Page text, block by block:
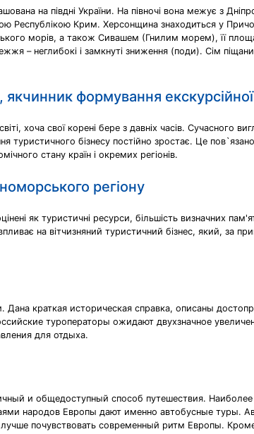
на півдні України. На півночі вона межує з
Республікою Крим. Херсонщина знаходиться у
морів, а також Сивашем (Гнилим морем), її
– неглибокі і замкнуті зниження (поди). Сім
формування екскурсійної
хоча свої корені бере з давніх часів. Сучасного
туристичного бізнесу постійно зростає. Це
стану країн і окремих регіонів.
регіону
як туристичні ресурси, більшість визначних
на вітчизняний туристичний бізнес, який, за
Дана краткая историческая справка, описаны
туроператоры ожидают двухзначное
для отдыха.
и общедоступный способ путешествия.
народов Европы дают именно автобусные туры.
почувствовать современный ритм Европы.